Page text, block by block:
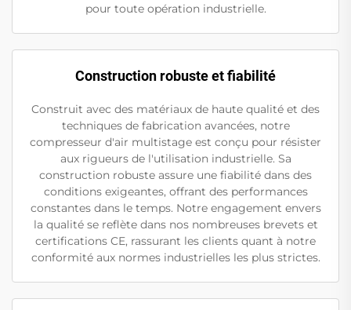
pour toute opération industrielle.
Construction robuste et fiabilité
Construit avec des matériaux de haute qualité et des
techniques de fabrication avancées, notre
compresseur d'air multistage est conçu pour résister
aux rigueurs de l'utilisation industrielle. Sa
construction robuste assure une fiabilité dans des
conditions exigeantes, offrant des performances
constantes dans le temps. Notre engagement envers
la qualité se reflète dans nos nombreuses brevets et
certifications CE, rassurant les clients quant à notre
conformité aux normes industrielles les plus strictes.